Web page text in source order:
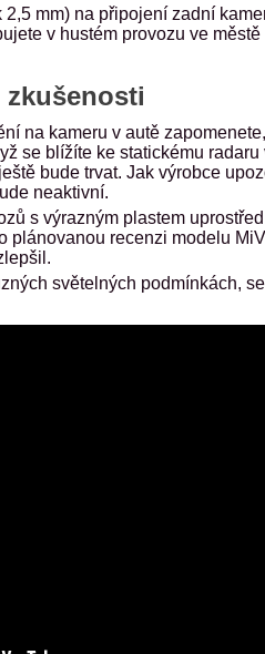
mm) na připojení zadní
v hustém provozu ve
zkušenosti
na kameru v autě
se blížíte ke statickému
bude trvat. Jak výrobce
neaktivní.
s výrazným plastem
plánovanou recenzi modelu
světelných podmínkách,